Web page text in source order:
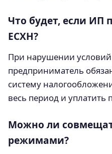
Что будет, если ИП
ЕСХН?
При нарушении
предприниматель
систему
весь период и уплатить
Можно ли
режимами?